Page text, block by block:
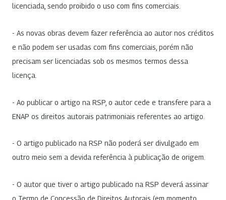
licenciada, sendo proibido o uso com fins comerciais.
- As novas obras devem fazer referência ao autor nos créditos
e não podem ser usadas com fins comerciais, porém não
precisam ser licenciadas sob os mesmos termos dessa
licença.
- Ao publicar o artigo na RSP, o autor cede e transfere para a
ENAP os direitos autorais patrimoniais referentes ao artigo.
- O artigo publicado na RSP não poderá ser divulgado em
outro meio sem a devida referência à publicação de origem.
- O autor que tiver o artigo publicado na RSP deverá assinar
o Termo de Concessão de Direitos Autorais (em momento